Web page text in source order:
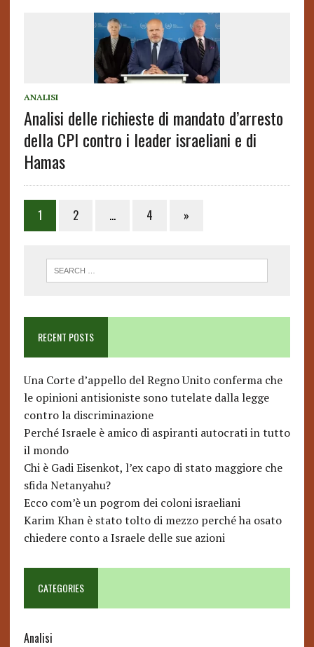
ANALISI
Analisi delle richieste di mandato d’arresto
della CPI contro i leader israeliani e di
Hamas
1 2 … 4 »
RECENT POSTS
Una Corte d’appello del Regno Unito conferma che
le opinioni antisioniste sono tutelate dalla legge
contro la discriminazione
Perché Israele è amico di aspiranti autocrati in tutto
il mondo
Chi è Gadi Eisenkot, l’ex capo di stato maggiore che
sfida Netanyahu?
Ecco com’è un pogrom dei coloni israeliani
Karim Khan è stato tolto di mezzo perché ha osato
chiedere conto a Israele delle sue azioni
CATEGORIES
Analisi